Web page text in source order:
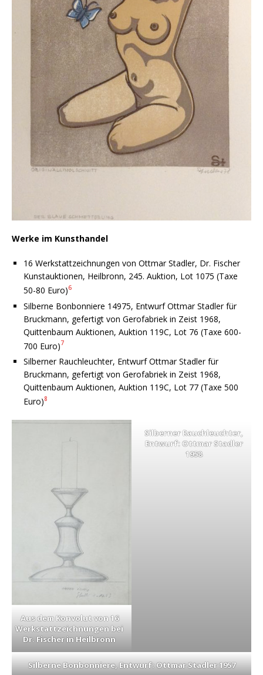
Werke im Kunsthandel
16 Werkstattzeichnungen von Ottmar Stadler, Dr. Fischer
Kunstauktionen, Heilbronn, 245. Auktion, Lot 1075 (Taxe
50-80 Euro)6
Silberne Bonbonniere 14975, Entwurf Ottmar Stadler für
Bruckmann, gefertigt von Gerofabriek in Zeist 1968,
Quittenbaum Auktionen, Auktion 119C, Lot 76 (Taxe 600-
700 Euro)7
Silberner Rauchleuchter, Entwurf Ottmar Stadler für
Bruckmann, gefertigt von Gerofabriek in Zeist 1968,
Quittenbaum Auktionen, Auktion 119C, Lot 77 (Taxe 500
Euro)8
Aus dem Konvolut von 16
Werkstattzeichnungen bei
Dr. Fischer in Heilbronn
Silberner Rauchleuchter,
Entwurf: Ottmar Stadler
1958
Silberne Bonbonniere, Entwurf: Ottmar Stadler 1957